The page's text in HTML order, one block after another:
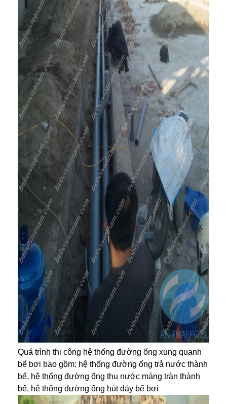
Quá trình thi công hệ thống đường ống xung quanh
bể bơi bao gồm: hệ thống đường ống trả nước thành
bể, hệ thống đường ống thu nước máng tràn thành
bể, hệ thống đường ống hút đáy bể bơi